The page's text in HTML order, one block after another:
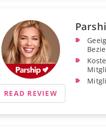
READ REVIEW